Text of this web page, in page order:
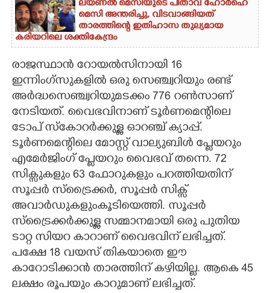
ലയണൽ മെസിയുടെ പിതാവ് ഹോർഹെ
മെസി അന്തരിച്ചു,​ വിടവാങ്ങിയത്
താരത്തിന്റെ ഇതിഹാസ തുല്യമായ
കരിയറിലെ ശക്തികേന്ദ്രം
രാജസ്ഥാൻ റോയൽസിനായി 16
ഇന്നിംഗ്സുകളിൽ ഒരു സെഞ്ച്വറിയും രണ്ട്
അർദ്ധസെഞ്ച്വറിയുമടക്കം 776 റൺസാണ്
നേടിയത്. വൈഭവിനാണ് ടൂർണമെന്റിലെ
ടോപ് സ്കോറർക്കുള്ള ഓറഞ്ച് ക്യാപ്പ്.
ടൂർണമെന്റിലെ മോസ്റ്റ് വാല്യുബിൾ പ്ളേയറും
എമേർജിംഗ് പ്ളേയറും വൈഭവ് തന്നെ. 72
സിക്സുകളും 63 ഫോറുകളും പറത്തിയതിന്
സൂപ്പർ സ്ട്രൈക്കർ, സൂപ്പർ സിക്സ്
അവാർഡുകളുംകൂടിയെത്തി. സൂപ്പർ
സ്ട്രൈക്കർക്കുള്ള സമ്മാനമായി ഒരു പുതിയ
ടാറ്റ സിയറ കാറാണ് വൈഭവിന് ലഭിച്ചത്.
പക്ഷേ 18 വയസ് തികയാതെ ഈ
കാറോടിക്കാൻ താരത്തിന് കഴിയില്ല. ആകെ 45
ലക്ഷം രൂപയും കാറുമാണ് ലഭിച്ചത്.